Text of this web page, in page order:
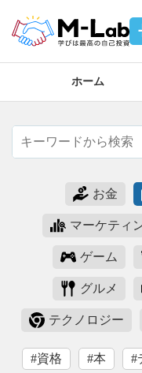
ホーム
お金
マーケティ
ゲーム
グルメ
テクノロジー
#資格 #本 #